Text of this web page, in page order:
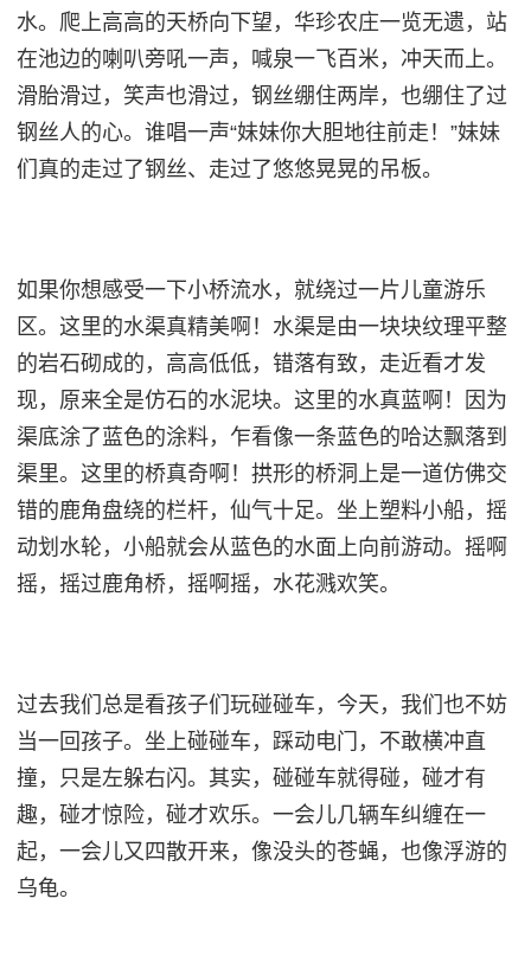
水。 爬上高高的天桥向下望，华珍农庄一览无遗，站
在池边的喇叭旁吼一声，喊泉一飞百米，冲天而上。
滑胎滑过，笑声也滑过，钢丝绷住两岸，也绷住了过
钢丝人的心。谁唱一声“妹妹你大胆地往前走！”妹妹
们真的走过了钢丝、走过了悠悠晃晃的吊板。
如果你想感受一下小桥流水，就绕过一片儿童游乐
区。这里的水渠真精美啊！水渠是由一块块纹理平整
的岩石砌成的，高高低低，错落有致，走近看才发
现，原来全是仿石的水泥块。这里的水真蓝啊！因为
渠底涂了蓝色的涂料，乍看像一条蓝色的哈达飘落到
渠里。这里的桥真奇啊！拱形的桥洞上是一道仿佛交
错的鹿角盘绕的栏杆，仙气十足。坐上塑料小船，摇
动划水轮，小船就会从蓝色的水面上向前游动。摇啊
摇，摇过鹿角桥，摇啊摇，水花溅欢笑。
过去我们总是看孩子们玩碰碰车，今天，我们也不妨
当一回孩子。坐上碰碰车，踩动电门，不敢横冲直
撞，只是左躲右闪。其实，碰碰车就得碰，碰才有
趣，碰才惊险，碰才欢乐。一会儿几辆车纠缠在一
起，一会儿又四散开来，像没头的苍蝇，也像浮游的
乌龟。